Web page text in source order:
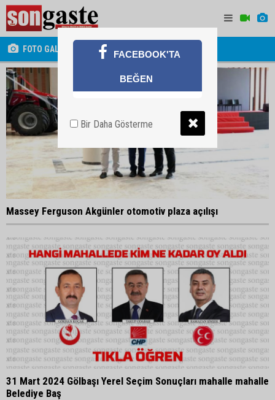
FOTO GALERİ
Massey Ferguson Akgünler otomotiv plaza açılışı
31 Mart 2024 Gölbaşı Yerel Seçim Sonuçları mahalle mahalle
Belediye Baş
FACEBOOK'TA
BEĞEN
Bir Daha Gösterme